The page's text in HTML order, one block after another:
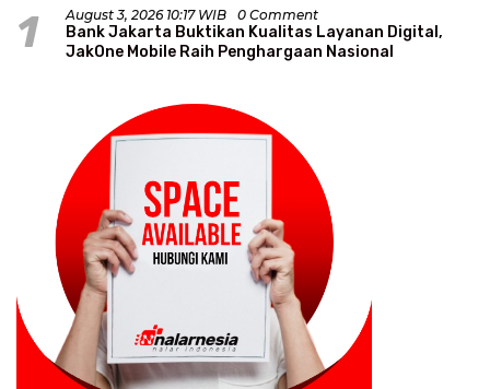
1 August 3, 2026 10:17 WIB 0 Comment
Bank Jakarta Buktikan Kualitas Layanan Digital,
JakOne Mobile Raih Penghargaan Nasional